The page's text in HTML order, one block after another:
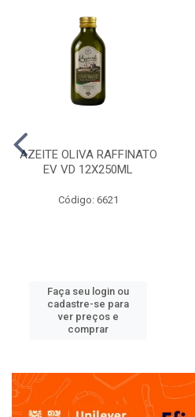
AZEITE OLIVA RAFFINATO
EV VD 12X250ML
Código: 6621
Faça seu login ou
cadastre-se para
ver preços e
comprar